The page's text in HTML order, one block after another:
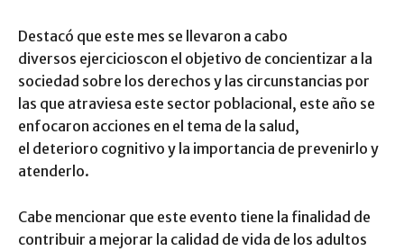
Destacó que este mes se llevaron a cabo
diversos ejercicioscon el objetivo de concientizar a la
sociedad sobre los derechos y las circunstancias por
las que atraviesa este sector poblacional, este año se
enfocaron acciones en el tema de la salud,
el deterioro cognitivo y la importancia de prevenirlo y
atenderlo.
Cabe mencionar que este evento tiene la finalidad de
contribuir a mejorar la calidad de vida de los adultos